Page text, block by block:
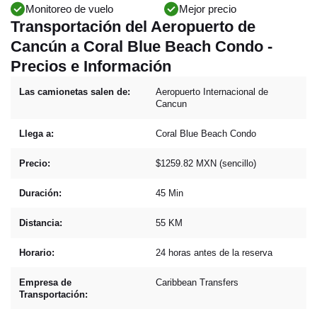
Monitoreo de vuelo Mejor precio
Transportación del Aeropuerto de
Cancún a Coral Blue Beach Condo -
Precios e Información
Las camionetas salen de:
Aeropuerto Internacional de
Cancun
Llega a: Coral Blue Beach Condo
Precio: $1259.82 MXN (sencillo)
Duración: 45 Min
Distancia: 55 KM
Horario: 24 horas antes de la reserva
Empresa de
Transportación:
Caribbean Transfers